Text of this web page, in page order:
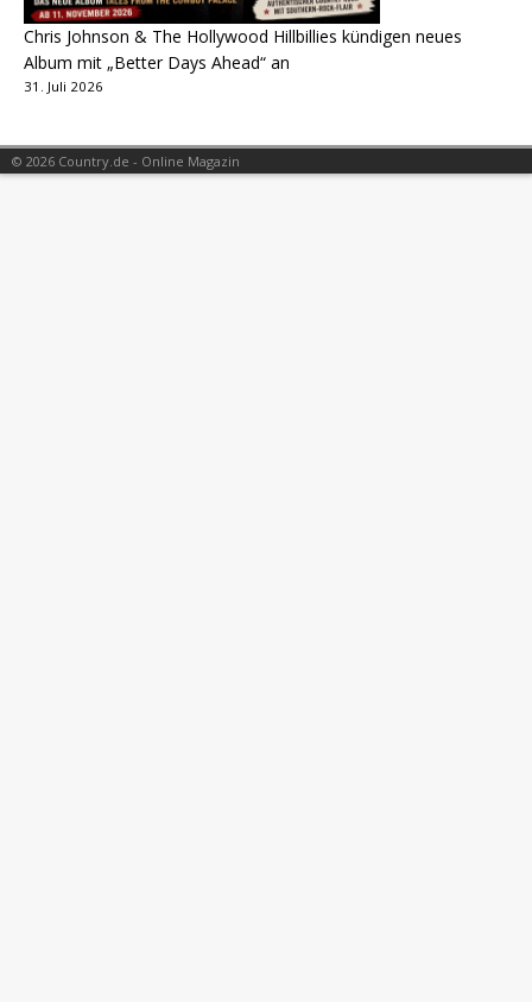
Chris Johnson & The Hollywood Hillbillies kündigen neues
Album mit „Better Days Ahead“ an
31. Juli 2026
© 2026 Country.de - Online Magazin